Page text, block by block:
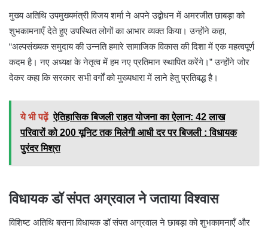
मुख्य अतिथि उपमुख्यमंत्री विजय शर्मा ने अपने उद्बोधन में अमरजीत छाबड़ा को
शुभकामनाएँ देते हुए उपस्थित लोगों का आभार व्यक्त किया। उन्होंने कहा,
“अल्पसंख्यक समुदाय की उन्नति हमारे सामाजिक विकास की दिशा में एक महत्वपूर्ण
कदम है। नए अध्यक्ष के नेतृत्व में हम नए प्रतिमान स्थापित करेंगे।” उन्होंने जोर
देकर कहा कि सरकार सभी वर्गों को मुख्यधारा में लाने हेतु प्रतिबद्ध है।
ये भी पढ़ें ऐतिहासिक बिजली राहत योजना का ऐलान: 42 लाख
परिवारों को 200 यूनिट तक मिलेगी आधी दर पर बिजली : विधायक
पुरंदर मिश्रा
विधायक डॉ संपत अग्रवाल ने जताया विश्वास
विशिष्ट अतिथि बसना विधायक डॉ संपत अग्रवाल ने छाबड़ा को शुभकामनाएँ और